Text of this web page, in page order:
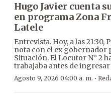
Hugo Javier cuenta
en programa Zona
Latele
Entrevista. Hoy, a las
nota con el ex gobernador
Situación. El Locutor N° 2
trabajaba antes de ingresar
Agosto 9, 2026 04:00 a. m. ·